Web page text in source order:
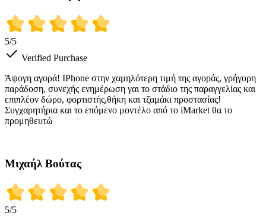
5/5
Verified Purchase
Άψογη αγορά! IPhone στην χαμηλότερη τιμή της αγοράς, γρήγορη
παράδοση, συνεχής ενημέρωση γαι το στάδιο της παραγγελίας και
επιπλέον δώρο, φορτιστής,θήκη και τζαμάκι προστασίας!
Συγχαρητήρια και το επόμενο μοντέλο από το iMarket θα το
προμηθευτώ
Μιχαήλ Βούτας
5/5